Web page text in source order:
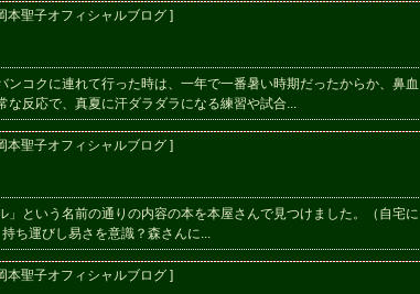
本聖子オフィシャルブログ ]
コクに連れて行った時は、一年で一番暑い時期だったからか、鼻血
反応で、真夏に汗ダラダラになる練習や試合...
本聖子オフィシャルブログ ]
という名前の通りの内容の本を本屋さんで見つけました。（自宅に
ち運びし易さを意識？森さんに...
本聖子オフィシャルブログ ]